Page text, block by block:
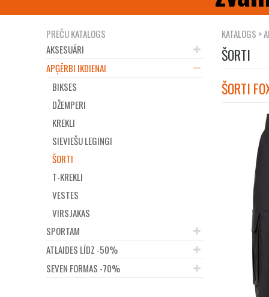
PREČU KATALOGS
AKSESUĀRI
APĢĒRBI IKDIENAI
BIKSES
DŽEMPERI
KREKLI
SIEVIEŠU LEGINGI
ŠORTI
T-KREKLI
VESTES
VIRSJAKAS
SPORTAM
ATLAIDES LĪDZ -50%
SEVEN FORMAS -70%
KATALOGS >
ŠORTI
ŠORTI